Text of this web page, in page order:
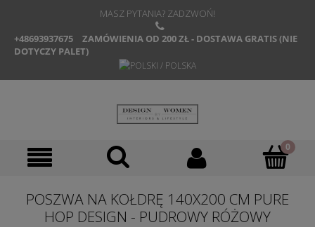
MASZ PYTANIA? ZADZWOŃ!
+48693937675
ZAMÓWIENIA OD 200 ZŁ - DOSTAWA GRATIS (NIE
DOTYCZY PALET)
POSZWA NA KOŁDRĘ 140X200 CM PURE
HOP DESIGN - PUDROWY RÓŻOWY